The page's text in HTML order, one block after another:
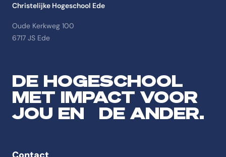
Christelijke Hogeschool Ede
Oude Kerkweg 100
6717 JS Ede
DE HOGESCHOOL
MET IMPACT VOOR
JOU EN DE ANDER.